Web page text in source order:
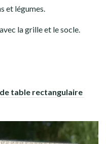
et légumes.
la grille et le socle.
table rectangulaire